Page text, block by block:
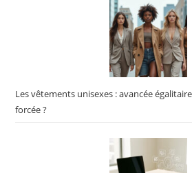
Les vêtements unisexes : avancée
forcée ?